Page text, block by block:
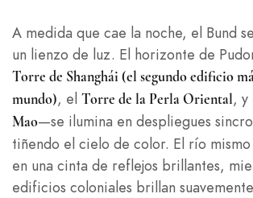
A medida que cae la noche, el Bund
un lienzo de luz. El horizonte de
Torre de Shanghái (el segundo edificio
mundo), el Torre de la Perla Oriental, y
Mao—se ilumina en despliegues
tiñendo el cielo de color. El río
en una cinta de reflejos brillantes,
edificios coloniales brillan